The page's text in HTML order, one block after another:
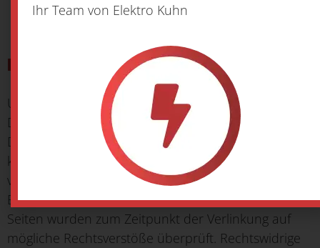
Haftung für Links
Unser Angebot enthält Links zu externen Websites
Dritter, auf deren Inhalte wir keinen Einfluss haben.
Deshalb können wir für diese fremden Inhalte auch
keine Gewähr übernehmen. Für die Inhalte der
verlinkten Seiten ist stets der jeweilige Anbieter oder
Betreiber der Seiten verantwortlich. Die verlinkten
Seiten wurden zum Zeitpunkt der Verlinkung auf
mögliche Rechtsverstöße überprüft. Rechtswidrige
Ihr Team von Elektro Kuhn